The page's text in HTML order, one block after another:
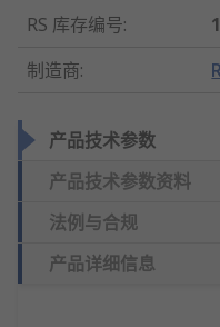
RS 库存编号:
制造商:
产品技术参数
产品技术参数资料
法例与合规
产品详细信息